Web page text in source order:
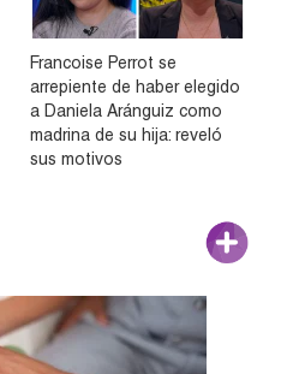
Francoise Perrot se
arrepiente de haber elegido
a Daniela Aránguiz como
madrina de su hija: reveló
sus motivos